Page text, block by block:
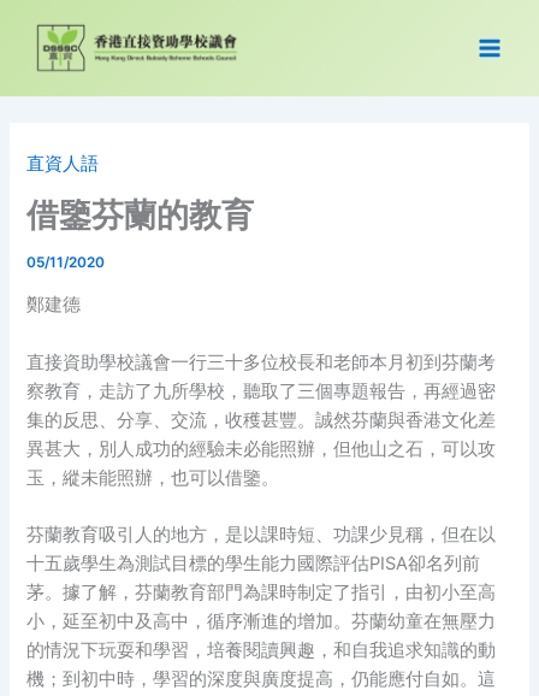
content
直資人語
借鑒芬蘭的教育
05/11/2020
鄭建德
直接資助學校議會一行三十多位校長和老師本月初到芬蘭考
察教育，走訪了九所學校，聽取了三個專題報告，再經過密
集的反思、分享、交流，收穫甚豐。誠然芬蘭與香港文化差
異甚大，別人成功的經驗未必能照辦，但他山之石，可以攻
玉，縱未能照辦，也可以借鑒。
芬蘭教育吸引人的地方，是以課時短、功課少見稱，但在以
十五歲學生為測試目標的學生能力國際評估PISA卻名列前
茅。據了解，芬蘭教育部門為課時制定了指引，由初小至高
小，延至初中及高中，循序漸進的增加。芬蘭幼童在無壓力
的情況下玩耍和學習，培養閱讀興趣，和自我追求知識的動
機；到初中時，學習的深度與廣度提高，仍能應付自如。這